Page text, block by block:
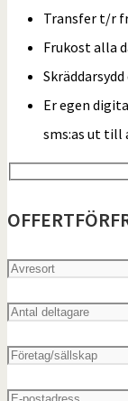
Transfer t/r
Frukost alla
Er egen
sms:as ut till